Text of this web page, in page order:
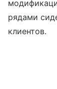
рядами
клиентов.